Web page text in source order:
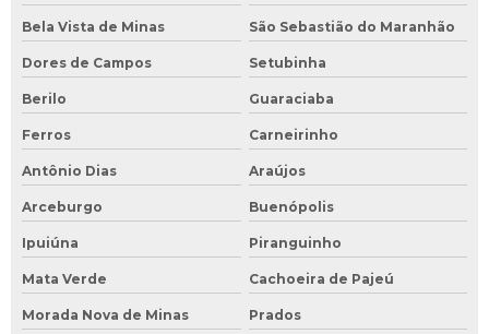
Bela Vista de Minas São Sebastião do Maranhão
Dores de Campos Setubinha
Berilo Guaraciaba
Ferros Carneirinho
Antônio Dias Araújos
Arceburgo Buenópolis
Ipuiúna Piranguinho
Mata Verde Cachoeira de Pajeú
Morada Nova de Minas Prados